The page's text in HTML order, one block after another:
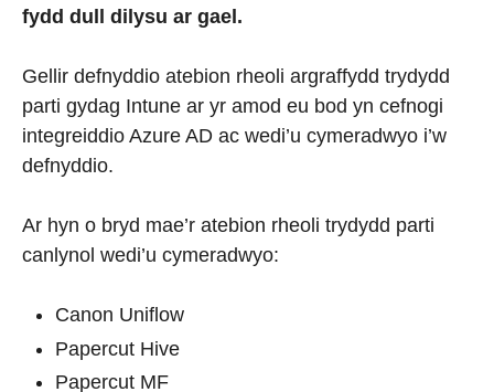
fydd dull dilysu ar gael.
Gellir defnyddio atebion rheoli argraffydd trydydd
parti gydag Intune ar yr amod eu bod yn cefnogi
integreiddio Azure AD ac wedi’u cymeradwyo i’w
defnyddio.
Ar hyn o bryd mae’r atebion rheoli trydydd parti
canlynol wedi’u cymeradwyo:
Canon Uniflow
Papercut Hive
Papercut MF